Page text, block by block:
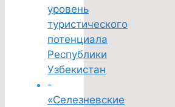
уровень
туристического
потенциала
Республики
Узбекистан
-
«Селезневские